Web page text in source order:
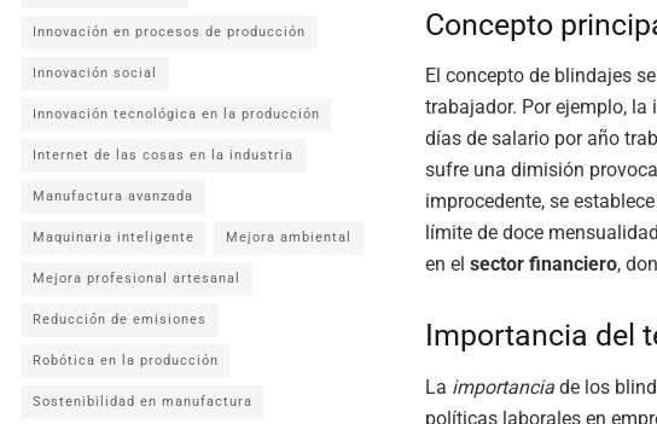
Concepto
El concepto de blindajes
trabajador. Por ejemplo,
días de salario por año
sufre una dimisión
improcedente, se
límite de doce
en el sector financiero,
Importancia del
La importancia de los
políticas laborales en
Innovación en procesos de producción
Innovación social
Innovación tecnológica en la producción
Internet de las cosas en la industria
Manufactura avanzada
Maquinaria inteligente Mejora ambiental
Mejora profesional artesanal
Reducción de emisiones
Robótica en la producción
Sostenibilidad en manufactura